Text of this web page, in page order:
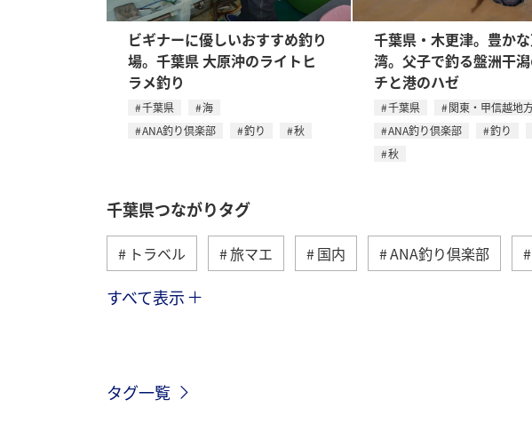
ビギナーに優しいおすすめ釣り
場。千葉県 大原沖のライトヒ
ラメ釣り
千葉県
海
ANA釣り倶楽部
釣り 秋
千葉県・木更津。豊か
湾。父子で釣る盤洲干
チと港のハゼ
千葉県
関東・甲信越地
ANA釣り倶楽部
釣り
秋
千葉県つながりタグ
トラベル 旅マエ 国内 ANA釣り倶楽部
海 北海道
お祭り・イベント
すべて表示
タグ一覧